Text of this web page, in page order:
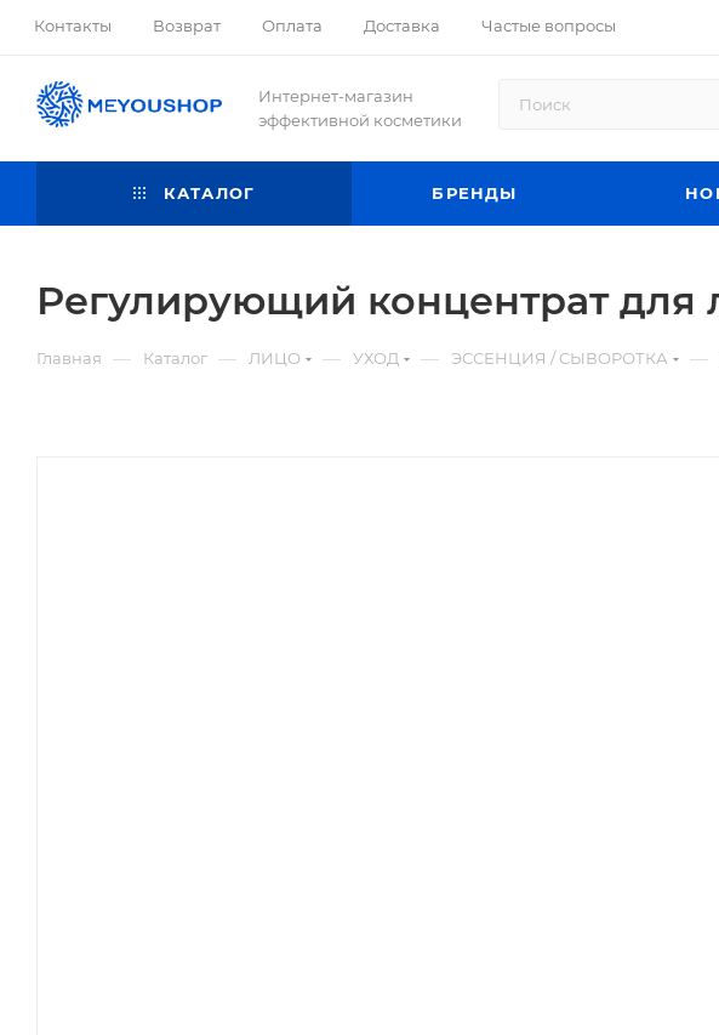
Контакты Возврат Оплата Доставка Частые вопросы
Интернет-магазин
эффективной косметики
КАТАЛОГ БРЕНДЫ
Регулирующий концентрат
Главная — Каталог — ЛИЦО — УХОД — ЭССЕНЦИЯ / СЫВОРОТКА —